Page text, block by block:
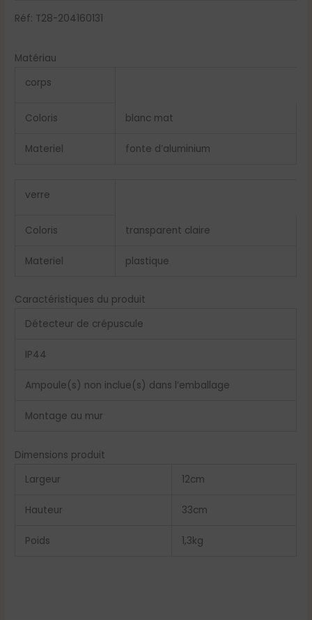
Réf: T28-204160131
Matériau
corps
Coloris blanc mat
Materiel fonte d’aluminium
verre
Coloris transparent claire
Materiel plastique
Caractéristiques du produit
Détecteur de crépuscule
IP44
Ampoule(s) non inclue(s) dans l‘emballage
Montage au mur
Dimensions produit
Largeur
12cm
Hauteur 33cm
Poids 1,3kg